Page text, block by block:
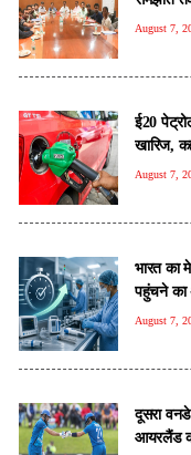
August 7,
ई20
खारिज,
August 7,
भारत का
पहुंचने का
August 7,
दूसरा
आयरलैंड